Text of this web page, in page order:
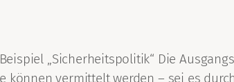
„Sicherheitspolitik“ Die
vermittelt werden – sei es